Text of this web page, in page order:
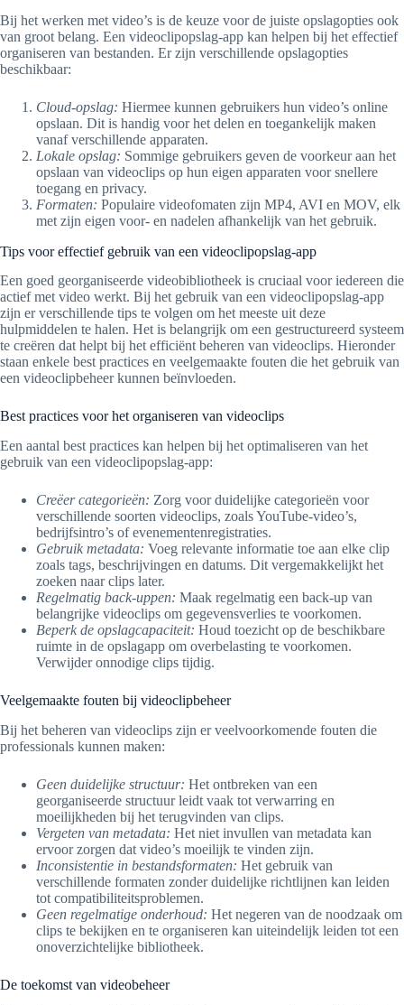
Bij het werken met video’s is de keuze voor de juiste opslagopties ook
van groot belang. Een videoclipopslag-app kan helpen bij het effectief
organiseren van bestanden. Er zijn verschillende opslagopties
beschikbaar:
Cloud-opslag: Hiermee kunnen gebruikers hun video’s online
opslaan. Dit is handig voor het delen en toegankelijk maken
vanaf verschillende apparaten.
Lokale opslag: Sommige gebruikers geven de voorkeur aan het
opslaan van videoclips op hun eigen apparaten voor snellere
toegang en privacy.
Formaten: Populaire videofomaten zijn MP4, AVI en MOV, elk
met zijn eigen voor- en nadelen afhankelijk van het gebruik.
Tips voor effectief gebruik van een videoclipopslag-app
Een goed georganiseerde videobibliotheek is cruciaal voor iedereen die
actief met video werkt. Bij het gebruik van een videoclipopslag-app
zijn er verschillende tips te volgen om het meeste uit deze
hulpmiddelen te halen. Het is belangrijk om een gestructureerd systeem
te creëren dat helpt bij het efficiënt beheren van videoclips. Hieronder
staan enkele best practices en veelgemaakte fouten die het gebruik van
een videoclipbeheer kunnen beïnvloeden.
Best practices voor het organiseren van videoclips
Een aantal best practices kan helpen bij het optimaliseren van het
gebruik van een videoclipopslag-app:
Creëer categorieën: Zorg voor duidelijke categorieën voor
verschillende soorten videoclips, zoals YouTube-video’s,
bedrijfsintro’s of evenementenregistraties.
Gebruik metadata: Voeg relevante informatie toe aan elke clip
zoals tags, beschrijvingen en datums. Dit vergemakkelijkt het
zoeken naar clips later.
Regelmatig back-uppen: Maak regelmatig een back-up van
belangrijke videoclips om gegevensverlies te voorkomen.
Beperk de opslagcapaciteit: Houd toezicht op de beschikbare
ruimte in de opslagapp om overbelasting te voorkomen.
Verwijder onnodige clips tijdig.
Veelgemaakte fouten bij videoclipbeheer
Bij het beheren van videoclips zijn er veelvoorkomende fouten die
professionals kunnen maken:
Geen duidelijke structuur: Het ontbreken van een
georganiseerde structuur leidt vaak tot verwarring en
moeilijkheden bij het terugvinden van clips.
Vergeten van metadata: Het niet invullen van metadata kan
ervoor zorgen dat video’s moeilijk te vinden zijn.
Inconsistentie in bestandsformaten: Het gebruik van
verschillende formaten zonder duidelijke richtlijnen kan leiden
tot compatibiliteitsproblemen.
Geen regelmatige onderhoud: Het negeren van de noodzaak om
clips te bekijken en te organiseren kan uiteindelijk leiden tot een
onoverzichtelijke bibliotheek.
De toekomst van videobeheer